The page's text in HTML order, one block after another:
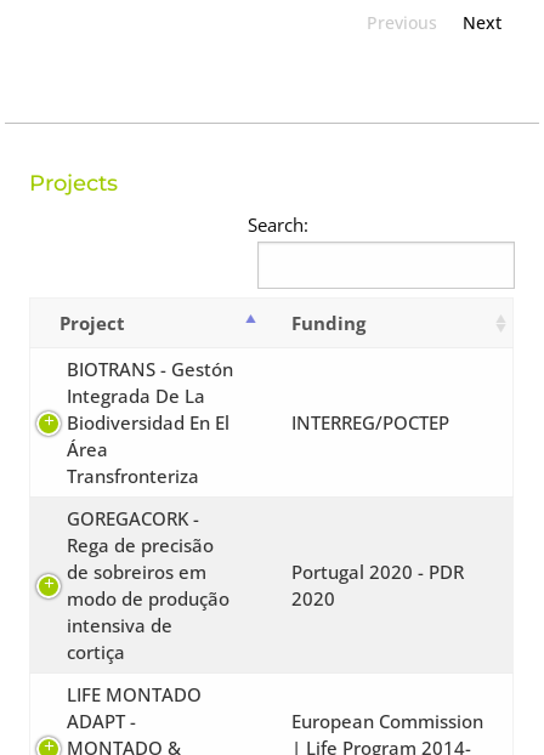
Previous Next
Projects
Search:
Project
Funding
BIOTRANS - Gestón
Integrada De La
Biodiversidad En El
Área
Transfronteriza
INTERREG/POCTEP
GOREGACORK -
Rega de precisão
de sobreiros em
modo de produção
intensiva de
cortiça
Portugal 2020 - PDR
2020
LIFE MONTADO
ADAPT -
MONTADO &
European Commission
| Life Program 2014-